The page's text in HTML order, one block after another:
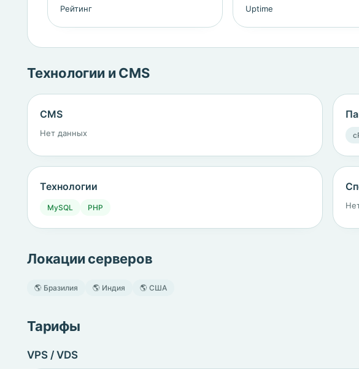
Рейтинг Uptime
Технологии и CMS
CMS
Нет данных
Технологии
MySQL PHP
Локации серверов
🌎 Бразилия 🌎 Индия 🌎 США
Тарифы
VPS / VDS